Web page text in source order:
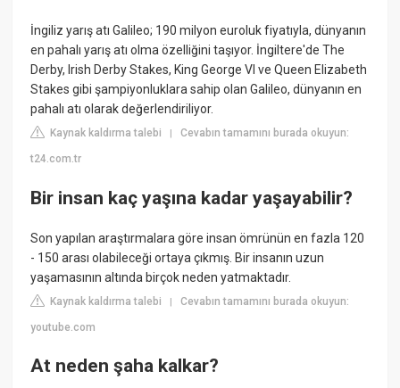
İngiliz yarış atı Galileo; 190 milyon euroluk fiyatıyla, dünyanın
en pahalı yarış atı olma özelliğini taşıyor. İngiltere'de The
Derby, Irish Derby Stakes, King George VI ve Queen Elizabeth
Stakes gibi şampiyonluklara sahip olan Galileo, dünyanın en
pahalı atı olarak değerlendiriliyor.
Kaynak kaldırma talebi |Cevabın tamamını burada okuyun:
t24.com.tr
Bir insan kaç yaşına kadar yaşayabilir?
Son yapılan araştırmalara göre insan ömrünün en fazla 120
- 150 arası olabileceği ortaya çıkmış. Bir insanın uzun
yaşamasının altında birçok neden yatmaktadır.
Kaynak kaldırma talebi |Cevabın tamamını burada okuyun:
youtube.com
At neden şaha kalkar?